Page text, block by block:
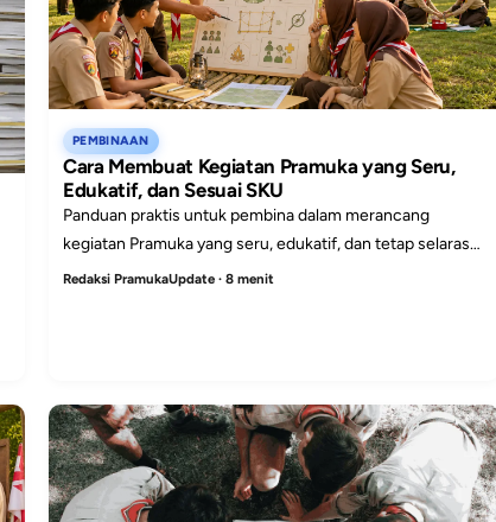
PEMBINAAN
Cara Membuat Kegiatan Pramuka yang Seru,
Edukatif, dan Sesuai SKU
Panduan praktis untuk pembina dalam merancang
kegiatan Pramuka yang seru, edukatif, dan tetap selaras
dengan SKU agar latihan terasa hidup dan terukur.
Redaksi PramukaUpdate · 8 menit